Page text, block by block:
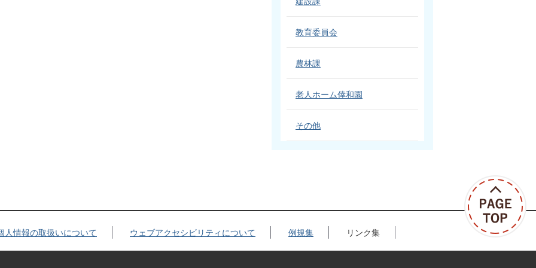
教育委員会
農林課
老人ホーム倖和園
その他
人情報の取扱いについて ウェブアクセシビリティについて 例規集 リンク集